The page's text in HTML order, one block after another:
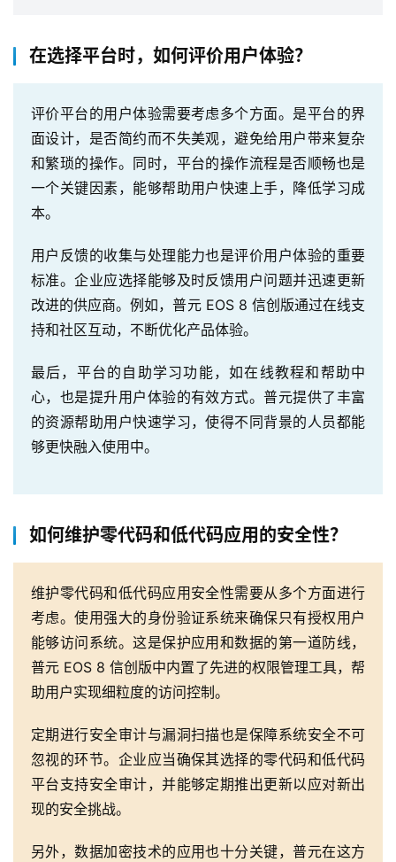
在选择平台时，如何评价用户体验？
评价平台的用户体验需要考虑多个方面。是平台的界
面设计，是否简约而不失美观，避免给用户带来复杂
和繁琐的操作。同时，平台的操作流程是否顺畅也是
一个关键因素，能够帮助用户快速上手，降低学习成
本。
用户反馈的收集与处理能力也是评价用户体验的重要
标准。企业应选择能够及时反馈用户问题并迅速更新
改进的供应商。例如，普元 EOS 8 信创版通过在线支
持和社区互动，不断优化产品体验。
最后，平台的自助学习功能，如在线教程和帮助中
心，也是提升用户体验的有效方式。普元提供了丰富
的资源帮助用户快速学习，使得不同背景的人员都能
够更快融入使用中。
如何维护零代码和低代码应用的安全性？
维护零代码和低代码应用安全性需要从多个方面进行
考虑。使用强大的身份验证系统来确保只有授权用户
能够访问系统。这是保护应用和数据的第一道防线，
普元 EOS 8 信创版中内置了先进的权限管理工具，帮
助用户实现细粒度的访问控制。
定期进行安全审计与漏洞扫描也是保障系统安全不可
忽视的环节。企业应当确保其选择的零代码和低代码
平台支持安全审计，并能够定期推出更新以应对新出
现的安全挑战。
另外，数据加密技术的应用也十分关键，普元在这方